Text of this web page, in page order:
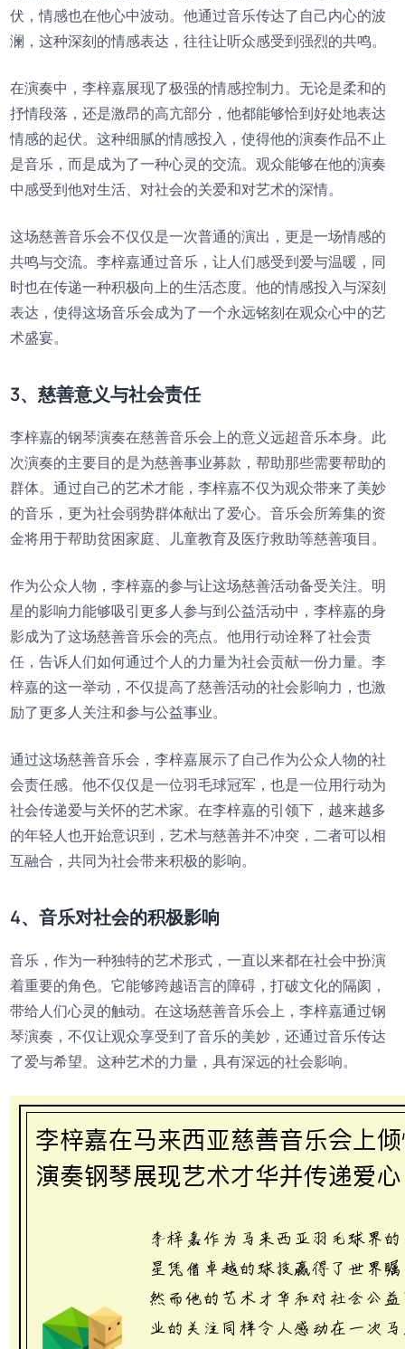
伏，情感也在他心中波动。他通过音乐传达了自己内心的波
澜，这种深刻的情感表达，往往让听众感受到强烈的共鸣。
在演奏中，李梓嘉展现了极强的情感控制力。无论是柔和的
抒情段落，还是激昂的高亢部分，他都能够恰到好处地表达
情感的起伏。这种细腻的情感投入，使得他的演奏作品不止
是音乐，而是成为了一种心灵的交流。观众能够在他的演奏
中感受到他对生活、对社会的关爱和对艺术的深情。
这场慈善音乐会不仅仅是一次普通的演出，更是一场情感的
共鸣与交流。李梓嘉通过音乐，让人们感受到爱与温暖，同
时也在传递一种积极向上的生活态度。他的情感投入与深刻
表达，使得这场音乐会成为了一个永远铭刻在观众心中的艺
术盛宴。
3、慈善意义与社会责任
李梓嘉的钢琴演奏在慈善音乐会上的意义远超音乐本身。此
次演奏的主要目的是为慈善事业募款，帮助那些需要帮助的
群体。通过自己的艺术才能，李梓嘉不仅为观众带来了美妙
的音乐，更为社会弱势群体献出了爱心。音乐会所筹集的资
金将用于帮助贫困家庭、儿童教育及医疗救助等慈善项目。
作为公众人物，李梓嘉的参与让这场慈善活动备受关注。明
星的影响力能够吸引更多人参与到公益活动中，李梓嘉的身
影成为了这场慈善音乐会的亮点。他用行动诠释了社会责
任，告诉人们如何通过个人的力量为社会贡献一份力量。李
梓嘉的这一举动，不仅提高了慈善活动的社会影响力，也激
励了更多人关注和参与公益事业。
通过这场慈善音乐会，李梓嘉展示了自己作为公众人物的社
会责任感。他不仅仅是一位羽毛球冠军，也是一位用行动为
社会传递爱与关怀的艺术家。在李梓嘉的引领下，越来越多
的年轻人也开始意识到，艺术与慈善并不冲突，二者可以相
互融合，共同为社会带来积极的影响。
4、音乐对社会的积极影响
音乐，作为一种独特的艺术形式，一直以来都在社会中扮演
着重要的角色。它能够跨越语言的障碍，打破文化的隔阂，
带给人们心灵的触动。在这场慈善音乐会上，李梓嘉通过钢
琴演奏，不仅让观众享受到了音乐的美妙，还通过音乐传达
了爱与希望。这种艺术的力量，具有深远的社会影响。